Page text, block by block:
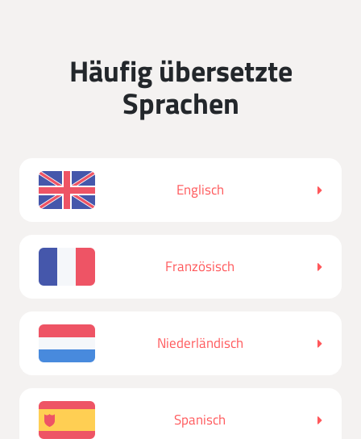
Häufig übersetzte
Sprachen
Englisch
Französisch
Niederländisch
Spanisch